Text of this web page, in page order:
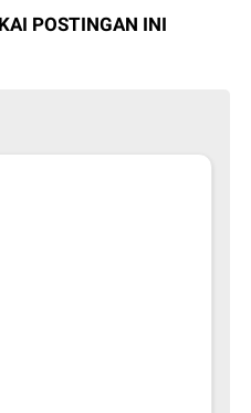
POSTINGAN INI